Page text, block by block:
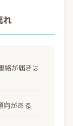
れ
絡が届きは
向がある